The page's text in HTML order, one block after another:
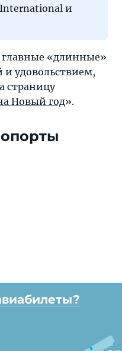
и
главные «длинные»
и удовольствием,
страницу
Новый год».